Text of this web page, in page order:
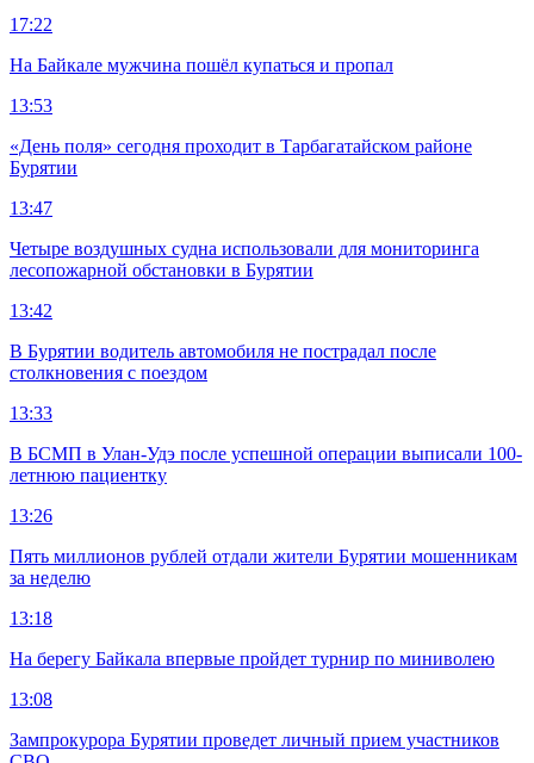
17:22
На Байкале мужчина пошёл купаться и пропал
13:53
«День поля» сегодня проходит в Тарбагатайском районе
Бурятии
13:47
Четыре воздушных судна использовали для мониторинга
лесопожарной обстановки в Бурятии
13:42
В Бурятии водитель автомобиля не пострадал после
столкновения с поездом
13:33
В БСМП в Улан-Удэ после успешной операции выписали 100-
летнюю пациентку
13:26
Пять миллионов рублей отдали жители Бурятии мошенникам
за неделю
13:18
На берегу Байкала впервые пройдет турнир по миниволею
13:08
Зампрокурора Бурятии проведет личный прием участников